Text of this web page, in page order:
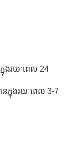
នុងរយៈពេល 24
ក្នុងរយៈពេល 3-7